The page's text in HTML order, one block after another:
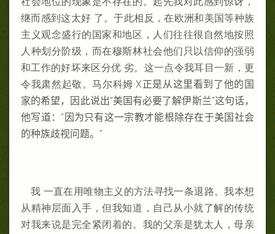
继而感到这太好 了。于此相反，在欧洲和美国等种族
主义观念盛行的国家和地区，人们往往很自然地按照
人种划分阶级，而在穆斯林社会他们只以信仰的强弱
和工作的好坏来区分优 劣。这一点令我耳目一新，更
令我肃然起敬。马尔科姆·X正是从这里看到了他的国
家的希望，因此说出“美国有必要了解伊斯兰”这句话，
他写道：“因为只有这一宗教才能根除存在于美国社会
的种族歧视问题。”
我 一直在用唯物主义的方法寻找一条退路。我本想
从精神层面入手，但我知道，自己从小就了解的传统
对我来说是完全紧闭着的。我的父亲是犹太人，母亲